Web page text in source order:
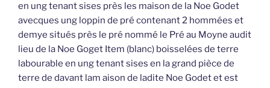
en ung tenant sises près les maison de la Noe Godet
avecques ung loppin de pré contenant 2 hommées et
demye situés près le pré nommé le Pré au Moyne audit
lieu de la Noe Goget Item (blanc) boisselées de terre
labourable en ung tenant sises en la grand pièce de
terre de davant lam aison de ladite Noe Godet et est